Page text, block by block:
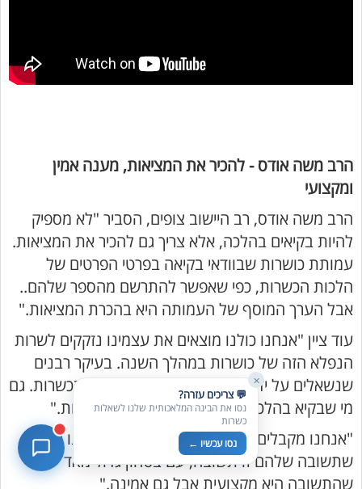
הרב משה אודס - להכיר את המציאות, מענה אמין
ומקצועי
הרב משה אודס, רב היישוב צופים, הסביר "לא מספיק
להיות בקיאים בהלכה, אלא צריך גם להכיר את המציאות.
עמותת כושרות שבוודאי בקיאה בפרטי הפרטים של
הלכות הכשרות, כפי שאפשר להתרשם מהספר שלהם..
אבל הערך המוסף של העמותה היא בהכרת המציאות."
עוד ציין "אנחנו כולנו מוצאים את עצמינו נזקקים לשרות
הנפלא הזה של כושרות במהלך השנה. בעיקר רבנים
שנשאלים על ידי צאן מרעיתם הרבה שאלות בכשרות. גם
מי שבקיא בהלכה, אבל צריך להכיר את המציאות."
"אנחנו מקבלים מהם תשובות מהימנות. אנחנו יודעים
שתשובה שלהם זו תשובה, עם בטחון גדול מאד
שהתשובה היא מקצועית אבל גם אמינה."
🪲
📖 שאלות כשרות
מספר כושרות ומאמרי האתר
⭐ מוצרים, מסעדות, עסקים
סימולטור תקלות במטבח
תערובות כלים ומאכלים
✕
💬 צריכים עזרה?
נסו את הבינה המלאכותית שלנו לשאלות
כשרות
נסו עכשיו ←